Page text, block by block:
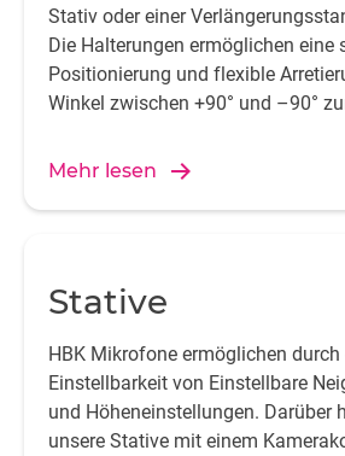
Stativ oder einer
Die Halterungen ermöglichen eine
Positionierung und flexible
Winkel zwischen +90° und –90°
Mehr lesen
Stative
HBK Mikrofone ermöglichen durch
Einstellbarkeit von Einstellbare
und Höheneinstellungen. Darüber
unsere Stative mit einem